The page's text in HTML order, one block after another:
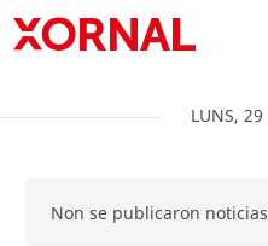
LUNS, 29
Non se publicaron noticias